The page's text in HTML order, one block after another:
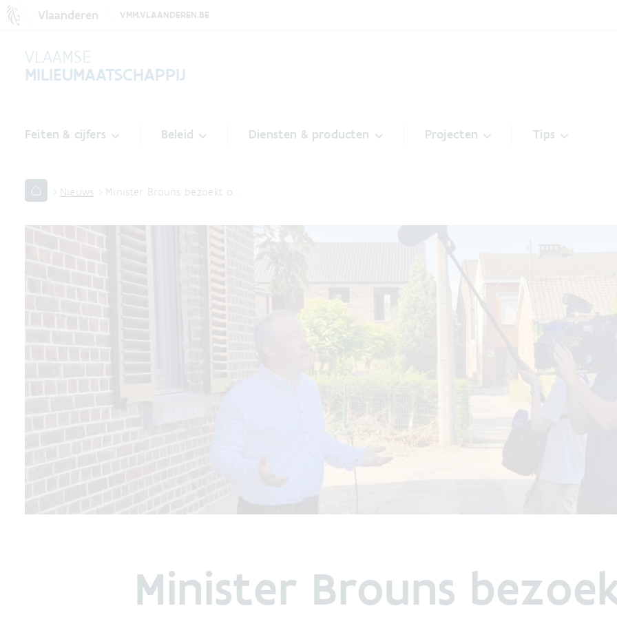
Vlaanderen VMM.VLAANDEREN.BE
VLAAMSE
MILIEUMAATSCHAPPIJ
Feiten & cijfers Beleid Diensten & producten Projecten Tips
Nieuws Minister Brouns bezoekt o…
Minister Brouns